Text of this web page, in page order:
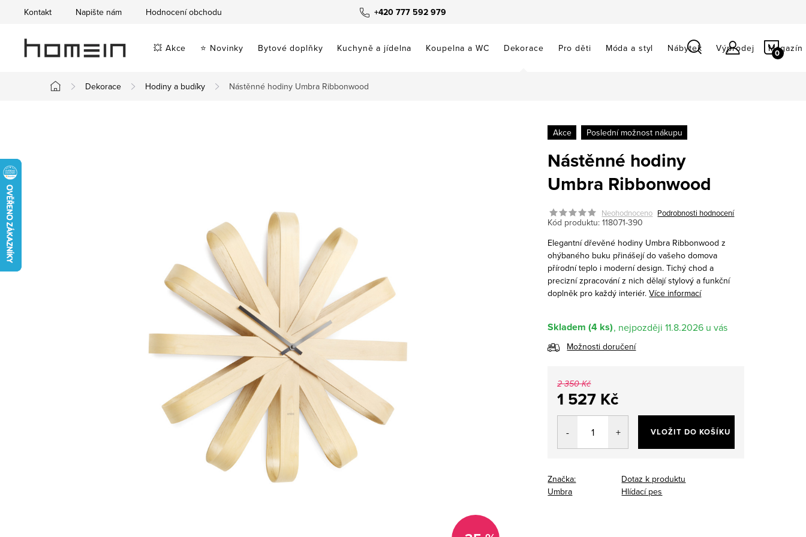
obsah
+420 777 592 979
Kontakt Napište nám Hodnocení obchodu
💥 Akce ⭐ Novinky Bytové doplňky Kuchyně a jídelna Koupelna a WC Dekorace Pro děti Móda a styl Nábytek Výprodej Magazín
Domů
Dekorace Hodiny a budíky Nástěnné hodiny Umbra Ribbonwood
Akce Poslední možnost nákupu
Nástěnné hodiny
Umbra Ribbonwood
Neohodnoceno Podrobnosti hodnocení
Kód produktu: 118071-390
Elegantní dřevěné hodiny Umbra Ribbonwood z
ohýbaného buku přinášejí do vašeho domova
přírodní teplo i moderní design. Tichý chod a
precizní zpracování z nich dělají stylový a funkční
doplněk pro každý interiér.Více informací
Skladem (4 ks) 11.8.2026
Možnosti doručení
2 350 Kč
1 527 Kč
Měrná
VLOŽIT DO KOŠÍKU
Značka:
Umbra
Dotaz k produktu
Hlídací pes